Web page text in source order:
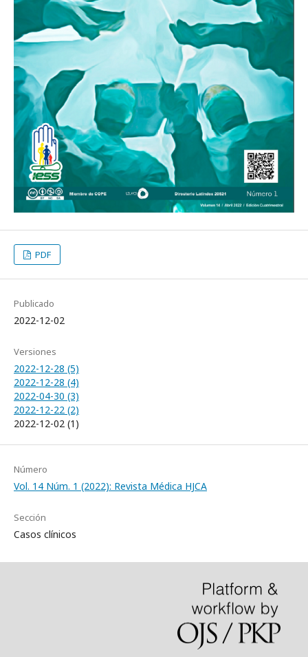
PDF
Publicado
2022-12-02
Versiones
2022-12-28 (5)
2022-12-28 (4)
2022-04-30 (3)
2022-12-22 (2)
2022-12-02 (1)
Número
Vol. 14 Núm. 1 (2022): Revista Médica HJCA
Sección
Casos clínicos